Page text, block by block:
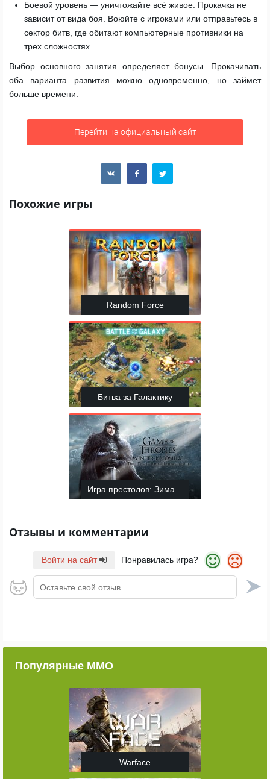
Боевой уровень — уничтожайте всё живое. Прокачка не
зависит от вида боя. Воюйте с игроками или отправьтесь в
сектор битв, где обитают компьютерные противники на
трех сложностях.
Выбор основного занятия определяет бонусы. Прокачивать
оба варианта развития можно одновременно, но займет
больше времени.
Перейти на официальный сайт
Похожие игры
Random Force
Битва за Галактику
Игра престолов: Зима близко
Отзывы и комментарии
Войти на сайт Понравилась игра?
Оставьте свой отзыв...
Популярные ММО
Warface